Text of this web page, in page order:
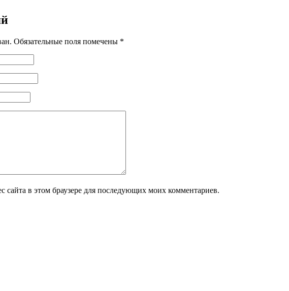
Обязательные поля помечены *
сайта в этом браузере для последующих моих комментариев.